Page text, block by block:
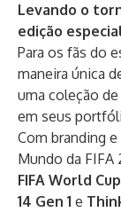
Levando o
edição
Para os fãs do
maneira única
uma coleção
em seus
Com branding
Mundo da
FIFA World
14 Gen 1 e